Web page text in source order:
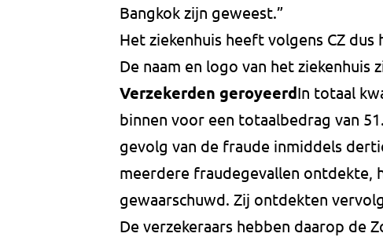
Bangkok zijn geweest.”
Het ziekenhuis heeft volgens CZ
De naam en logo van het
Verzekerden geroyeerdIn totaal
binnen voor een totaalbedrag van
gevolg van de fraude inmiddels
meerdere fraudegevallen ontdekte,
gewaarschuwd. Zij ontdekten
De verzekeraars hebben daarop de